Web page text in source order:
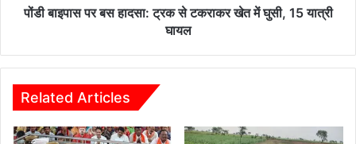
पोंडी बाइपास पर बस हादसा: ट्रक से टकराकर खेत में घुसी, 15 यात्री
घायल
Related Articles